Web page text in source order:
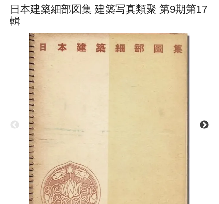
日本建築細部図集 建築写真類聚 第9期第17
輯